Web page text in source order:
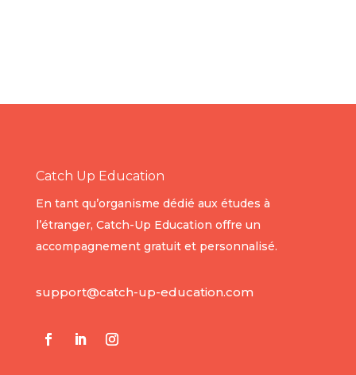
Catch Up Education
En tant qu’organisme dédié aux études à
l’étranger, Catch-Up Education offre un
accompagnement gratuit et personnalisé.
support@catch-up-education.com